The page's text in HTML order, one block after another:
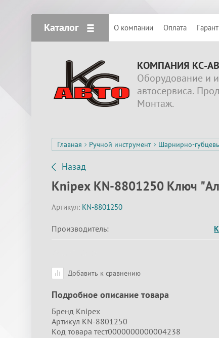
Каталог О компании Оплата
КОМПАНИЯ КС-
Оборудование и
автосервиса.
Монтаж.
Главная Ручной инструмент Шарнирно-
Назад
Knipex KN-8801250 Ключ
Артикул: KN-8801250
Производитель:
Добавить к сравнению
Подробное описание товара
Бренд Knipex
Артикул KN-8801250
Код товара тест0000000000004238